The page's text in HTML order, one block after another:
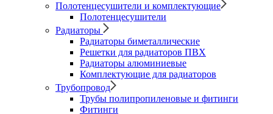
Полотенцесушители и комплектующие
Полотенцесушители
Радиаторы
Радиаторы биметаллические
Решетки для радиаторов ПВХ
Радиаторы алюминиевые
Комплектующие для радиаторов
Трубопровод
Трубы полипропиленовые и фитинги
Фитинги